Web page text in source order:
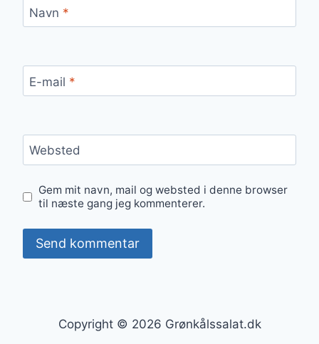
Navn *
E-mail *
Websted
Gem mit navn, mail og websted i denne browser
til næste gang jeg kommenterer.
Copyright © 2026 Grønkålssalat.dk